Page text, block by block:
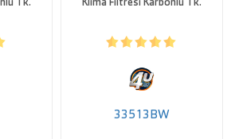
Tk. Klima Filtresi Karbonlu Tk.
33513BW